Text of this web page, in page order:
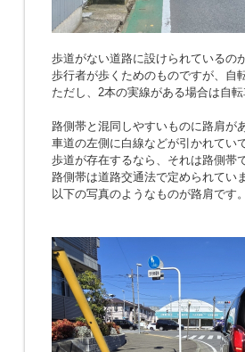
歩道がない道路に設けられているの
歩行者が歩くためのものですが、自
ただし、2本の実線がある場合は自転
路側帯と混同しやすいものに路肩が
車道の左側に白線などが引かれてい
歩道が存在するなら、それは路側帯
路側帯は道路交通法で定められてい
以下の写真のようなものが路肩です。